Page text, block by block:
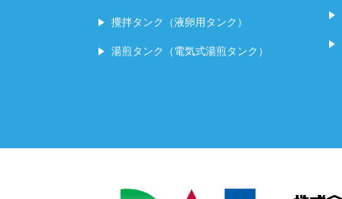
攪拌タンク（液卵用タンク）
湯煎タンク（電気式湯煎タンク）